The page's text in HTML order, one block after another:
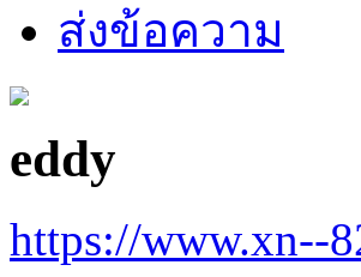
ส่งข้อความ
eddy
https://www.xn--